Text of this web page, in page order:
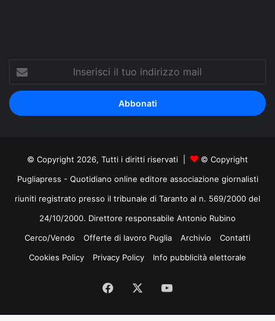
tuo
indirizzo
mail
© Copyright 2026, Tutti i diritti riservati |
© Copyright
Pugliapress - Quotidiano online editore associazione giornalisti
riuniti registrato presso il tribunale di Taranto al n. 569/2000 del
24/10/2000. Direttore responsabile Antonio Rubino
Cerco/Vendo
Offerte di lavoro Puglia Archivio
Contatti
Cookies Policy
Privacy Policy Info pubblicità elettorale
Facebook
Tube